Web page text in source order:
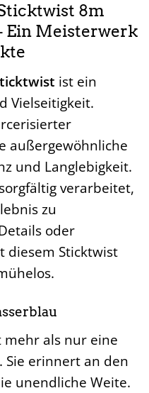
8m
Ein Meisterwerk
ist ein
Vielseitigkeit.
außergewöhnliche
und Langlebigkeit.
verarbeitet,
zu
oder
diesem Sticktwist
mehr als nur eine
Sie erinnert an den
unendliche Weite.